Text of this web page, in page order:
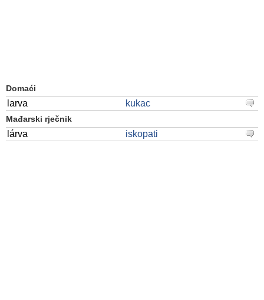
Domaći
larva kukac
Mađarski rječnik
lárva iskopati